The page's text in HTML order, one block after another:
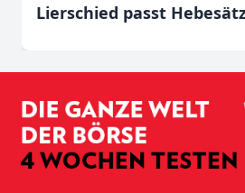
Lierschied passt